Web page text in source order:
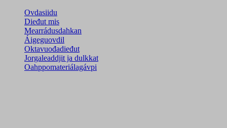
Ovdasiidu
Dieđut mis
Mearrádusdahkan
Áigeguovdil
Oktavuođadieđut
Jorgaleaddjit ja dulkkat
Oahppomateriálagávpi